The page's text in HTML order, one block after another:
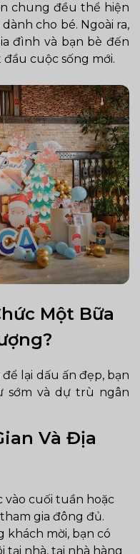
chung đều thể hiện
cho bé. Ngoài ra,
đình và bạn bè đến
cuộc sống mới.
Một Bữa
lại dấu ấn đẹp, bạn
sớm và dự trù ngân
Và Địa
vào cuối tuần hoặc
gia đông đủ.
khách mời, bạn có
nhà, tại nhà hàng